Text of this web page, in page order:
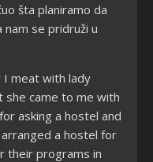
šta planiramo da
se pridruži u
meat with lady
she came to me with
asking a hostel and
a hostel for
their programs in